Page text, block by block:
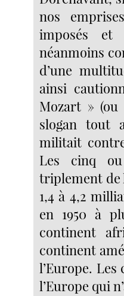
nos
imposés et
néanmoins
d’une
ainsi
Mozart »
slogan tout
militait
Les cinq
triplement de
1,4 à 4,2
en 1950 à
continent
continent
l’Europe.
l’Europe qui